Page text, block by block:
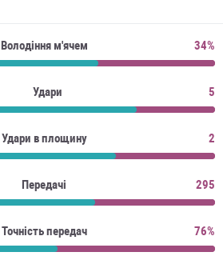
Володіння м'ячем 34%
Удари 5
Удари в площину 2
Передачі 295
Точність передач 76%